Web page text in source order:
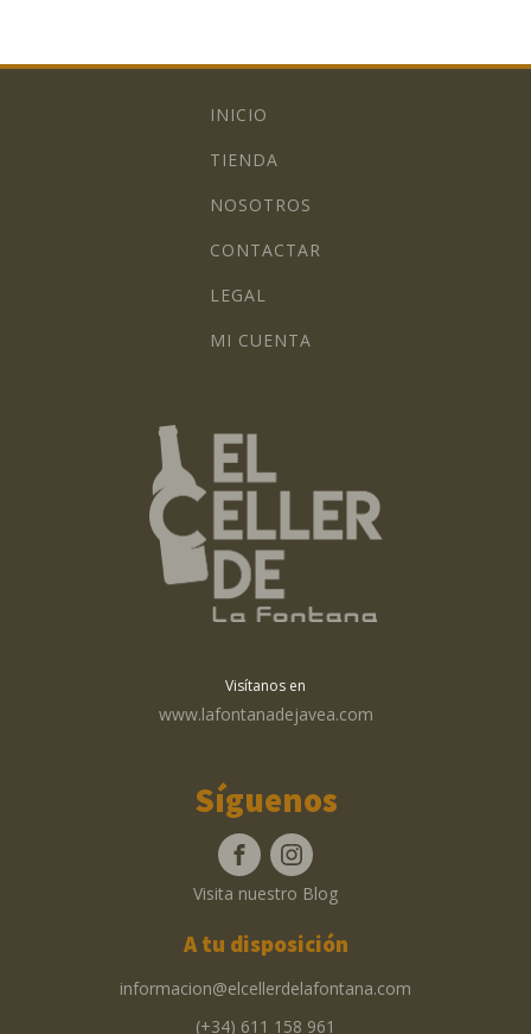
INICIO
TIENDA
NOSOTROS
CONTACTAR
LEGAL
MI CUENTA
Visítanos en
www.lafontanadejavea.com
Síguenos
Visita nuestro Blog
A tu disposición
informacion@elcellerdelafontana.com
(+34) 611 158 961